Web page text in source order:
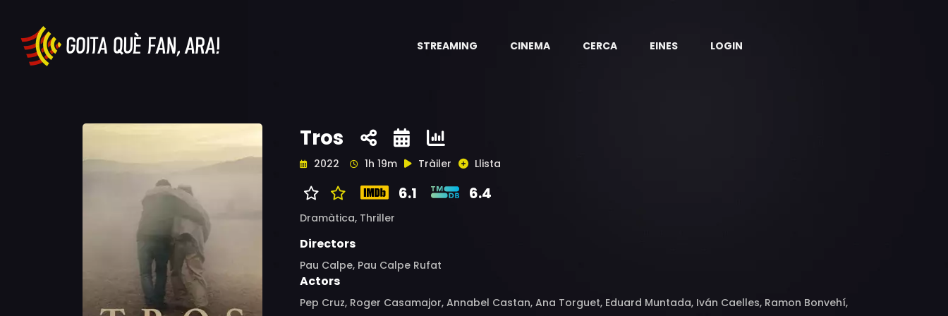
STREAMING CINEMA CERCA EINES LOGIN
Tros
2022 1h 19m Tràiler Llista
6.1 6.4
Dramàtica, Thriller
Directors
Pau Calpe, Pau Calpe Rufat
Actors
Pep Cruz, Roger Casamajor, Annabel Castan, Ana Torguet, Eduard Muntada, Iván Caelles, Ramon Bonvehí,